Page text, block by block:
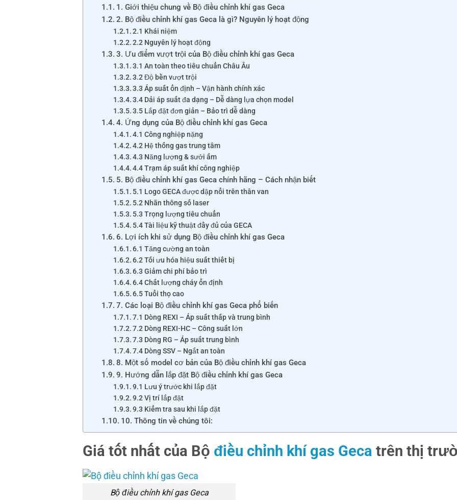
1. Giới thiệu chung về Bộ điều chỉnh khí gas Geca
2. Bộ điều chỉnh khí gas Geca là gì? Nguyên lý hoạt động
2.1 Khái niệm
2.2 Nguyên lý hoạt động
3. Ưu điểm vượt trội của Bộ điều chỉnh khí gas Geca
3.1 An toàn theo tiêu chuẩn Châu Âu
3.2 Độ bền vượt trội
3.3 Áp suất ổn định – Vận hành chính xác
3.4 Dải áp suất đa dạng – Dễ dàng lựa chọn model
3.5 Lắp đặt đơn giản – Bảo trì dễ dàng
4. Ứng dụng của Bộ điều chỉnh khí gas Geca
4.1 Công nghiệp nặng
4.2 Hệ thống gas trung tâm
4.3 Năng lượng & sưởi ấm
4.4 Trạm áp suất khí công nghiệp
5. Bộ điều chỉnh khí gas Geca chính hãng – Cách nhận biết
5.1 Logo GECA được dập nổi trên thân van
5.2 Nhãn thông số laser
5.3 Trọng lượng tiêu chuẩn
5.4 Tài liệu kỹ thuật đầy đủ của GECA
6. Lợi ích khi sử dụng Bộ điều chỉnh khí gas Geca
6.1 Tăng cường an toàn
6.2 Tối ưu hóa hiệu suất thiết bị
6.3 Giảm chi phí bảo trì
6.4 Chất lượng cháy ổn định
6.5 Tuổi thọ cao
7. Các loại Bộ điều chỉnh khí gas Geca phổ biến
7.1 Dòng REXI – Áp suất thấp và trung bình
7.2 Dòng REXI-HC – Công suất lớn
7.3 Dòng RG – Áp suất trung bình
7.4 Dòng SSV – Ngắt an toàn
8. Một số model cơ bản của Bộ điều chỉnh khí gas Geca
9. Hướng dẫn lắp đặt Bộ điều chỉnh khí gas Geca
9.1 Lưu ý trước khi lắp đặt
9.2 Vị trí lắp đặt
9.3 Kiểm tra sau khi lắp đặt
10. Thông tin về chúng tôi:
Giá tốt nhất của Bộ điều chỉnh khí gas Geca trên thị
Bộ điều chỉnh khí gas Geca